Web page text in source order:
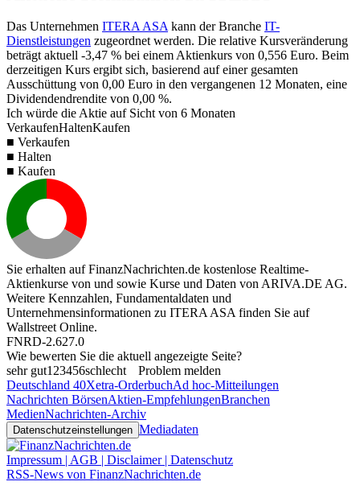
Das Unternehmen ITERA ASA kann der Branche IT-
Dienstleistungen zugeordnet werden. Die relative Kursveränderung
beträgt aktuell -3,47 % bei einem Aktienkurs von 0,556 Euro. Beim
derzeitigen Kurs ergibt sich, basierend auf einer gesamten
Ausschüttung von 0,00 Euro in den vergangenen 12 Monaten, eine
Dividendendrendite von 0,00 %.
Ich würde die Aktie auf Sicht von 6 Monaten
VerkaufenHaltenKaufen
■ Verkaufen
■ Halten
■ Kaufen
Sie erhalten auf FinanzNachrichten.de kostenlose Realtime-
Aktienkurse von und sowie Kurse und Daten von ARIVA.DE AG.
Weitere Kennzahlen, Fundamentaldaten und
Unternehmensinformationen zu ITERA ASA finden Sie auf
Wallstreet Online.
FNRD-2.627.0
Wie bewerten Sie die aktuell angezeigte Seite?
sehr gut1 23456schlecht
Problem melden
Deutschland 40Xetra-OrderbuchAd hoc-Mitteilungen
Nachrichten BörsenAktien-EmpfehlungenBranchen
MedienNachrichten-Archiv
Datenschutzeinstellungen Mediadaten
Impressum | AGB | Disclaimer | Datenschutz
RSS-News von FinanzNachrichten.de